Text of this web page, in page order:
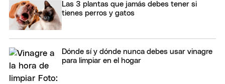
Las 3 plantas que jamás debes tener si
tienes perros y gatos
Dónde sí y dónde nunca debes usar vinagre
para limpiar en el hogar